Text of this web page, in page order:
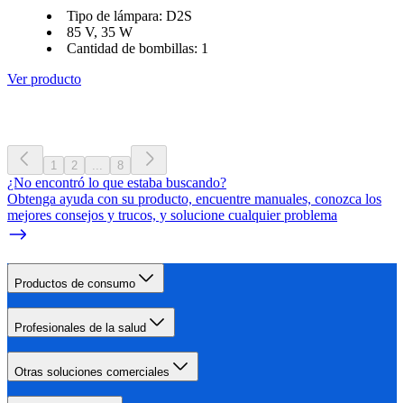
Tipo de lámpara: D2S
85 V, 35 W
Cantidad de bombillas: 1
Ver producto
1 2 8
¿No encontró lo que estaba buscando?
Obtenga ayuda con su producto, encuentre manuales, conozca los
mejores consejos y trucos, y solucione cualquier problema
Productos de consumo
Profesionales de la salud
Otras soluciones comerciales